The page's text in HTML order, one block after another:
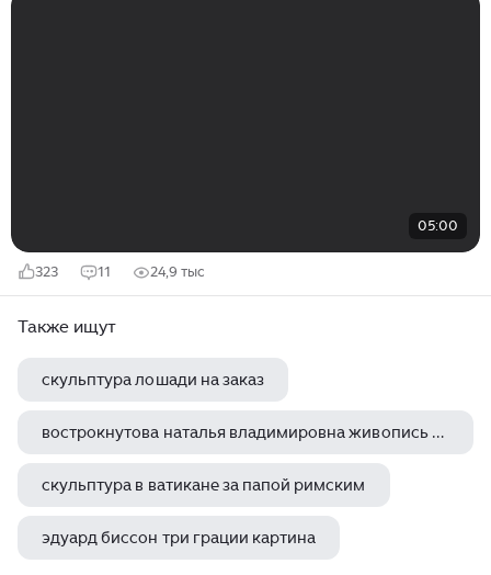
05:00
323 11 24,9 тыс
Также ищут
скульптура лошади на заказ
вострокнутова наталья владимировна живопись ижевск
скульптура в ватикане за папой римским
эдуард биссон три грации картина